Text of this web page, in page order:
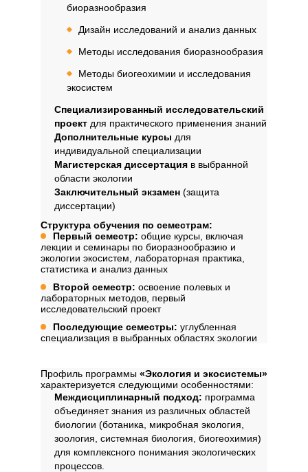
биоразнообразия
Дизайн исследований и анализ данных
Методы исследования биоразнообразия
Методы биогеохимии и исследования
экосистем
Специализированный исследовательский
проект для практического применения знаний
Дополнительные курсы для
индивидуальной специализации
Магистерская диссертация в выбранной
области экологии
Заключительный экзамен (защита
диссертации)
Структура обучения по семестрам:
Первый семестр: общие курсы, включая
лекции и семинары по биоразнообразию и
экологии экосистем, лабораторная практика,
статистика и анализ данных
Второй семестр: освоение полевых и
лабораторных методов, первый
исследовательский проект
Последующие семестры: углубленная
специализация в выбранных областях экологии
Профиль программы «Экология и экосистемы»
характеризуется следующими особенностями:
Междисциплинарный подход: программа
объединяет знания из различных областей
биологии (ботаника, микробная экология,
зоология, системная биология, биогеохимия)
для комплексного понимания экологических
процессов.